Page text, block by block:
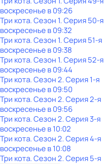
воскресенье в09:26
Три кота. Сезон 1. Серия 50-я
воскресенье в09:32
Три кота. Сезон 1. Серия 51-я
воскресенье в09:38
Три кота. Сезон 1. Серия 52-я
воскресенье в09:44
Три кота. Сезон 2. Серия 1-я
воскресенье в09:50
Три кота. Сезон 2. Серия 2-я
воскресенье в09:56
Три кота. Сезон 2. Серия 3-я
воскресенье в10:02
Три кота. Сезон 2. Серия 4-я
воскресенье в10:08
Три кота. Сезон 2. Серия 5-я